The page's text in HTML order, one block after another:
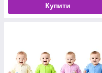
Купити